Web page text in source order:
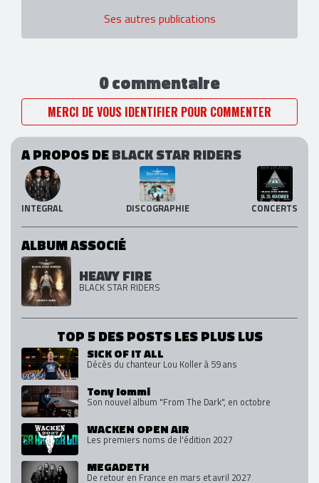
Ses autres publications
0 commentaire
MERCI DE VOUS IDENTIFIER POUR COMMENTER
A PROPOS DEBLACK STAR RIDERS
INTEGRAL DISCOGRAPHIE CONCERTS
ALBUM ASSOCIÉ
HEAVY FIRE
BLACK STAR RIDERS
TOP 5 DES POSTS LES PLUS LUS
SICK OF IT ALL
Décès du chanteur Lou Koller à 59 ans
Tony Iommi
Son nouvel album "From The Dark", en octobre
WACKEN OPEN AIR
Les premiers noms de l'édition 2027
MEGADETH
De retour en France en mars et avril 2027